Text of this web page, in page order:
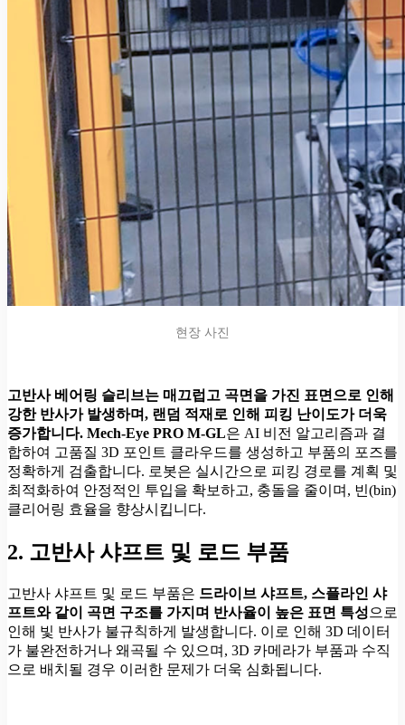
현장 사진
고반사 베어링 슬리브는 매끄럽고 곡면을 가진 표면으로 인해
강한 반사가 발생하며, 랜덤 적재로 인해 피킹 난이도가 더욱
증가합니다. Mech-Eye PRO M-GL은 AI 비전 알고리즘과 결
합하여 고품질 3D 포인트 클라우드를 생성하고 부품의 포즈를
정확하게 검출합니다. 로봇은 실시간으로 피킹 경로를 계획 및
최적화하여 안정적인 투입을 확보하고, 충돌을 줄이며, 빈(bin)
클리어링 효율을 향상시킵니다.
2. 고반사 샤프트 및 로드 부품
고반사 샤프트 및 로드 부품은 드라이브 샤프트, 스플라인 샤
프트와 같이 곡면 구조를 가지며 반사율이 높은 표면 특성으로
인해 빛 반사가 불규칙하게 발생합니다. 이로 인해 3D 데이터
가 불완전하거나 왜곡될 수 있으며, 3D 카메라가 부품과 수직
으로 배치될 경우 이러한 문제가 더욱 심화됩니다.